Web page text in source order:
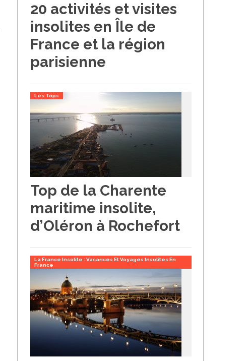
20 activités et visites
insolites en Île de
France et la région
parisienne
Les Tops
Top de la Charente
maritime insolite,
d’Oléron à Rochefort
La France Insolite : Vacances Et Voyages Insolites En
France